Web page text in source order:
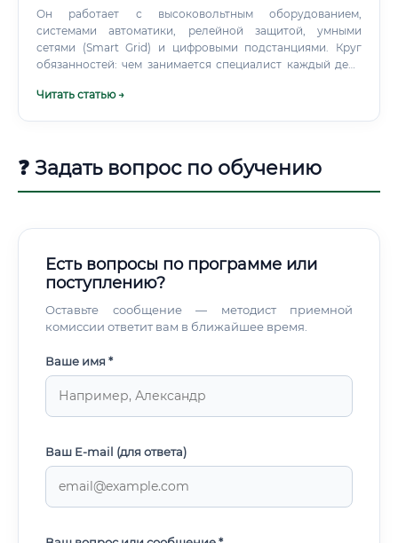
Он работает с высоковольтным оборудованием,
системами автоматики, релейной защитой, умными
сетями (Smart Grid) и цифровыми подстанциями. Круг
обязанностей: чем занимается специалист каждый день
системам весьма обширен и зависит от конкретного
схем, систем электроснабжения, заземления и защитных
устройств ✅ Монтаж и наладка электрооборудования:
планово-предупредительный ремонт (ППР)
оперативное устранение аварийных ситуаций ✅
Разработка технической документации: схем, актов,
нормам ПУЭ (Правила устройства электроустановок),
ПТЭЭП и другим регламентам ✅ Проведение испытаний и
замыкания, параметры защит ✅ Взаимодействие с
энергоснабжающими организациями, надзорными
органами (Ростехнадзор) ✅ Работа с
автоматизированными системами управления
для работы 💡 Профессия требует как технических, так и
«мягких» компетенций.
Читать статью →
❓ Задать вопрос по обучению
Есть вопросы по программе или
поступлению?
Оставьте сообщение — методист приемной
комиссии ответит вам в ближайшее время.
Ваше имя *
Ваш E-mail (для ответа)